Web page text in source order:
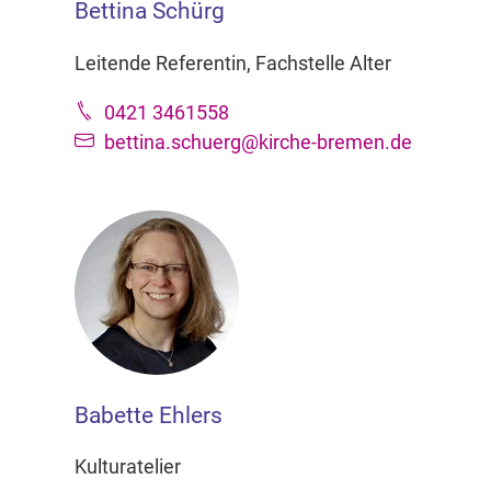
Bettina Schürg
Leitende Referentin, Fachstelle Alter
0421 3461558
bettina.schuerg@kirche-bremen.de
Babette Ehlers
Kulturatelier